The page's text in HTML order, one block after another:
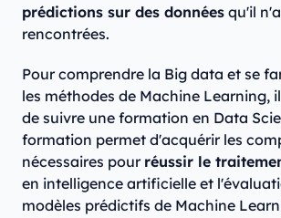
prédictions sur des données qu'il
rencontrées.
Pour comprendre la Big data et se
les méthodes de Machine Learning,
de suivre une formation en Data
formation permet d'acquérir les
nécessaires pour réussir le
en intelligence artificielle et
modèles prédictifs de Machine